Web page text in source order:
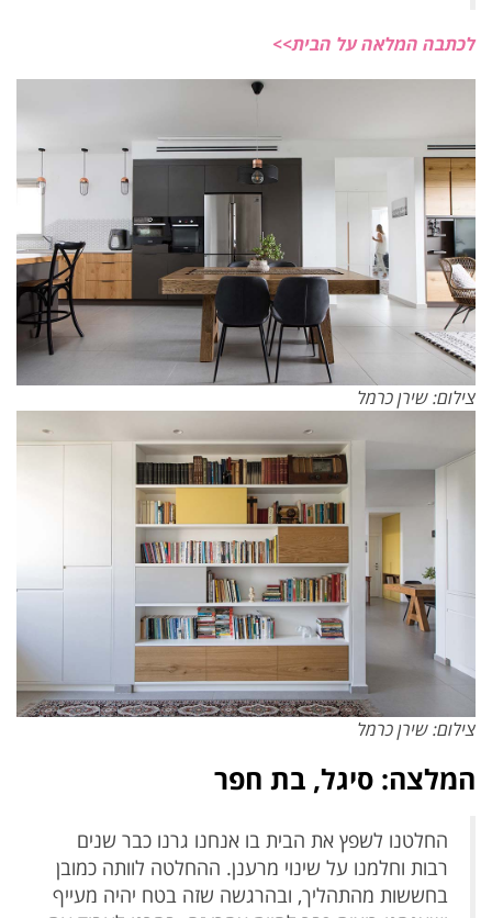
לכתבה המלאה על הבית>>
צילום: שירן כרמל
צילום: שירן כרמל
המלצה: סיגל, בת חפר
החלטנו לשפץ את הבית בו אנחנו גרנו כבר שנים
רבות וחלמנו על שינוי מרענן. ההחלטה לוותה כמובן
בחששות מהתהליך, ובהרגשה שזה בטח יהיה מעייף